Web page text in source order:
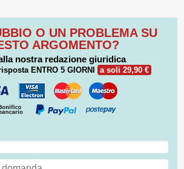
O UN PROBLEMA SU
ARGOMENTO?
nostra redazione giuridica
ENTRO 5 GIORNI a soli 29,90 €